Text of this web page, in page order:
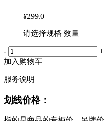
¥299.0
请选择规格 数量
-
+
加入购物车
服务说明
划线价格：